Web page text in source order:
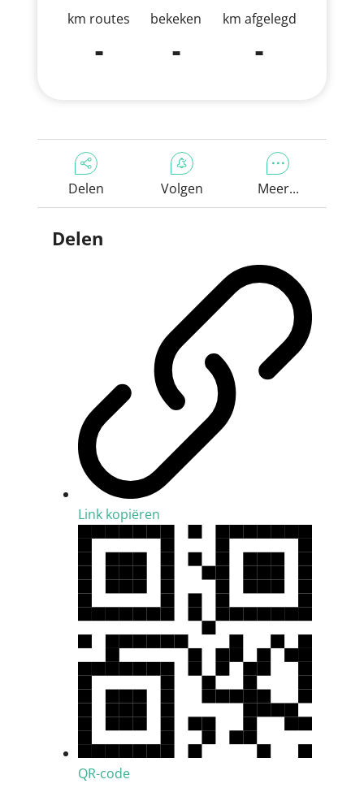
km routes
-
bekeken
-
km afgelegd
-
Delen Volgen Meer...
Delen
Link kopiëren
QR-code